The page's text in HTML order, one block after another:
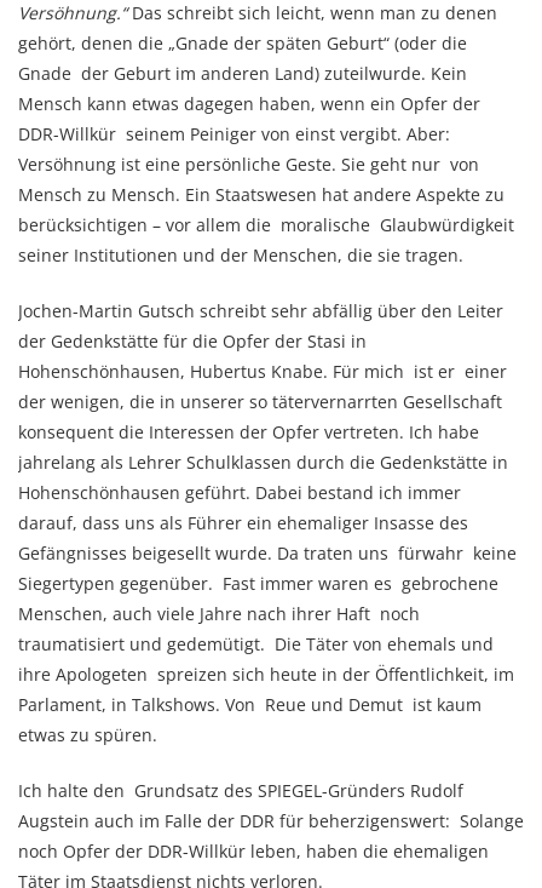
Versöhnung.“Das schreibt sich leicht, wenn man zu denen
gehört, denen die „Gnade der späten Geburt“ (oder die
Gnade der Geburt im anderen Land) zuteilwurde. Kein
Mensch kann etwas dagegen haben, wenn ein Opfer der
DDR-Willkür seinem Peiniger von einst vergibt. Aber:
Versöhnung ist eine persönliche Geste. Sie geht nur von
Mensch zu Mensch. Ein Staatswesen hat andere Aspekte zu
berücksichtigen – vor allem die moralische Glaubwürdigkeit
seiner Institutionen und der Menschen, die sie tragen.
Jochen-Martin Gutsch schreibt sehr abfällig über den Leiter
der Gedenkstätte für die Opfer der Stasi in
Hohenschönhausen, Hubertus Knabe. Für mich ist er einer
der wenigen, die in unserer so tätervernarrten Gesellschaft
konsequent die Interessen der Opfer vertreten. Ich habe
jahrelang als Lehrer Schulklassen durch die Gedenkstätte in
Hohenschönhausen geführt. Dabei bestand ich immer
darauf, dass uns als Führer ein ehemaliger Insasse des
Gefängnisses beigesellt wurde. Da traten uns fürwahr keine
Siegertypen gegenüber. Fast immer waren es gebrochene
Menschen, auch viele Jahre nach ihrer Haft noch
traumatisiert und gedemütigt. Die Täter von ehemals und
ihre Apologeten spreizen sich heute in der Öffentlichkeit, im
Parlament, in Talkshows. Von Reue und Demut ist kaum
etwas zu spüren.
Ich halte den Grundsatz des SPIEGEL-Gründers Rudolf
Augstein auch im Falle der DDR für beherzigenswert: Solange
noch Opfer der DDR-Willkür leben, haben die ehemaligen
Täter im Staatsdienst nichts verloren.